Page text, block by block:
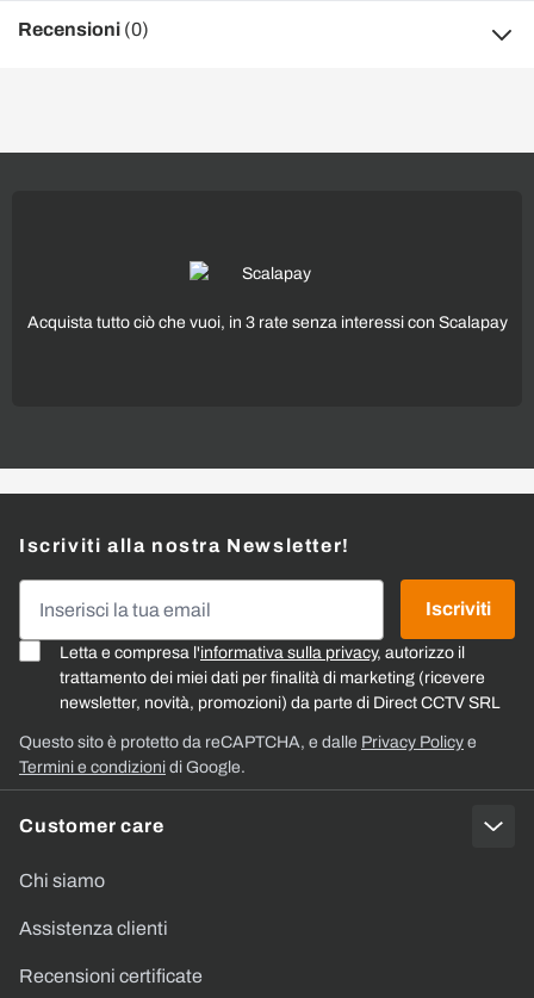
Recensioni (0)
Acquista tutto ciò che vuoi, in 3 rate senza interessi con Scalapay
Customer care
Chi siamo
Assistenza clienti
Recensioni certificate
Iscriviti alla nostra Newsletter!
Letta e compresa l'informativa sulla privacy, autorizzo il
trattamento dei miei dati per finalità di marketing (ricevere
newsletter, novità, promozioni) da parte di Direct CCTV SRL
Iscriviti
Questo sito è protetto da reCAPTCHA, e dalle Privacy Policy e
Termini e condizioni di Google.